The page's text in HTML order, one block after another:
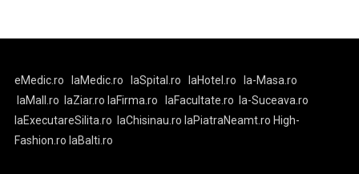
eMedic.ro laMedic.ro laSpital.ro laHotel.ro
la-Masa.ro
laMall.ro
laZiar.ro laFirma.ro laFacultate.ro
la-Suceava.ro
laExecutareSilita.ro
laChisinau.ro laPiatraNeamt.ro High-
Fashion.ro laBalti.ro